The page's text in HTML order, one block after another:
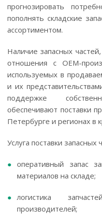
прогнозировать
пополнять складские
ассортиментом.
Наличие запасных
отношения с OEM-
используемых в
и их
поддержке
обеспечивают поставки
Петербурге и регионах в
Услуга поставки запасных
оперативный запас
материалов на складе;
логистика
производителей;